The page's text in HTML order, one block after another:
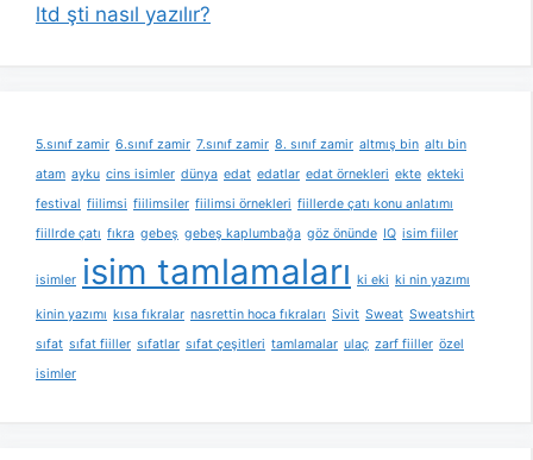
ltd şti nasıl yazılır?
5.sınıf zamir 6.sınıf zamir 7.sınıf zamir 8. sınıf zamir altmış bin altı bin
atam ayku cins isimler dünya edat edatlar edat örnekleri ekte ekteki
festival fiilimsi fiilimsiler fiilimsi örnekleri fiillerde çatı konu anlatımı
fiillrde çatı fıkra gebeş gebeş kaplumbağa göz önünde IQ isim fiiler
isimler isim tamlamaları ki eki ki nin yazımı
kinin yazımı kısa fıkralar nasrettin hoca fıkraları Sivit Sweat Sweatshirt
sıfat sıfat fiiller sıfatlar sıfat çeşitleri tamlamalar ulaç zarf fiiller özel
isimler